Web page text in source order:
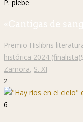
P. plebe
«Cantigas de
Premio Hislibris
histórica 2024 (finalista)
Zamora, S. XI
2
6